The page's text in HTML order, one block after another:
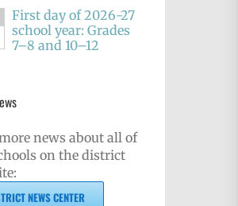
First day of 2026-27
school year: Grades
7–8 and 10–12
news about all of
on the district
NEWS CENTER